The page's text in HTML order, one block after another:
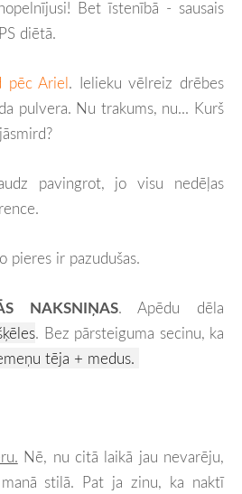
Bet īstenībā - sausais
diētā.
pēc Ariel. Ielieku vēlreiz drēbes
pulvera. Nu trakums, nu... Kurš
pavingrot, jo visu nedēļas
pieres ir pazudušas.
NAKSNIŅAS. Apēdu dēla
. Bez pārsteiguma secinu, ka
tēja + medus.
Nē, nu citā laikā jau nevarēju,
stilā. Pat ja zinu, ka naktī